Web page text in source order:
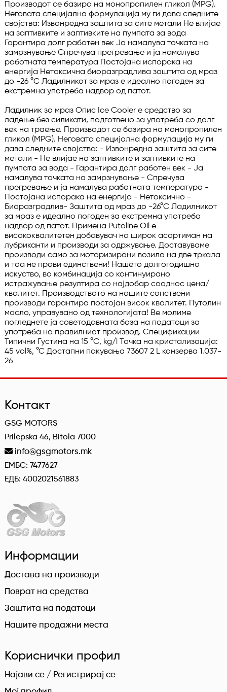
Производот се базира на монопропилен гликол (MPG).
Неговата специјална формулација му ги дава следните
својства: Извонредна заштита за сите метали Не влијае
на заптивките и заптивките на пумпата за вода
Гарантира долг работен век Ја намалува точката на
замрзнување Спречува прегревање и ја намалува
работната температура Постојана испорака на
енергија Нетоксична биоразградлива заштита од мраз
до -26 °C Ладилникот за мраз е идеално погоден за
екстремна употреба надвор од патот.
Ладилник за мраз Опис Ice Cooler е средство за
ладење без силикати, подготвено за употреба со долг
век на траење. Производот се базира на монопропилен
гликол (MPG). Неговата специјална формулација му ги
дава следните својства: - Извонредна заштита за сите
метали - Не влијае на заптивките и заптивките на
пумпата за вода - Гарантира долг работен век - Ја
намалува точката на замрзнување - Спречува
прегревање и ја намалува работната температура -
Постојана испорака на енергија - Нетоксично -
Биоразградлив- Заштита од мраз до -26°C Ладилникот
за мраз е идеално погоден за екстремна употреба
надвор од патот. Примена Putoline Oil е
висококвалитетен добавувач на широк асортиман на
лубриканти и производи за одржување. Доставуваме
производи само за моторизирани возила на две тркала
и тоа не прави единствени! Нашето долгогодишно
искуство, во комбинација со континуирано
истражување резултира со најдобар сооднос цена/
квалитет. Производството на нашите сопствени
производи гарантира постојан висок квалитет. Путолин
масло, управувано од технологијата! Ве молиме
погледнете ја советодавната база на податоци за
употреба на правилниот производ. Спецификации
Типични Густина на 15 °C, kg/l Точка на кристализација:
45 vol%, °C Достапни пакувања 73607 2 L конзерва 1.037-
26
Контакт
GSG MOTORS
Prilepska 46, Bitola 7000
info@gsgmotors.mk
ЕМБС: 7477627
ЕДБ: 4002021561883
Информации
Достава на производи
Поврат на средства
Заштита на податоци
Нашите продажни места
Кориснички профил
Најави се / Регистрирај се